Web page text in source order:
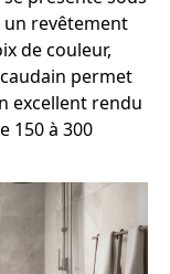
revêtement
de couleur,
permet
excellent rendu
150 à 300